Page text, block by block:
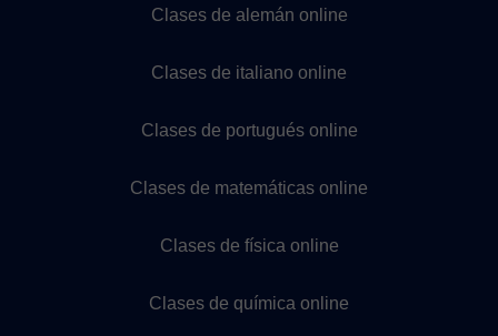
Clases de alemán online
Clases de italiano online
Clases de portugués online
Clases de matemáticas online
Clases de física online
Clases de química online